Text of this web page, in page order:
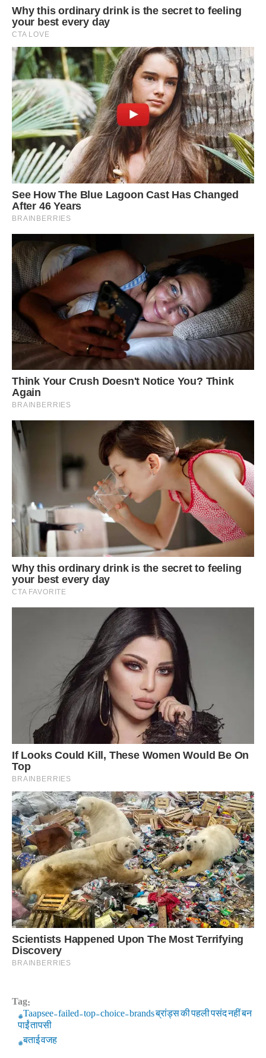
Tag:
Taapsee-failed-top-choice-brands ब्रांड्स की पहली पसंद नहीं बन
पाईं तापसी
बताई वजह